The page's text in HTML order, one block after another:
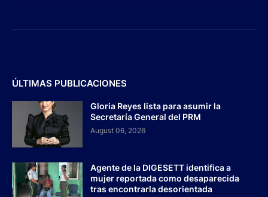
ÚLTIMAS PUBLICACIONES
Gloria Reyes lista para asumir la
Secretaría General del PRM
August 06, 2026
Agente de la DIGESETT identifica a
mujer reportada como desaparecida
tras encontrarla desorientada